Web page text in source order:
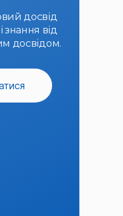
досвід
знання від
досвідом.